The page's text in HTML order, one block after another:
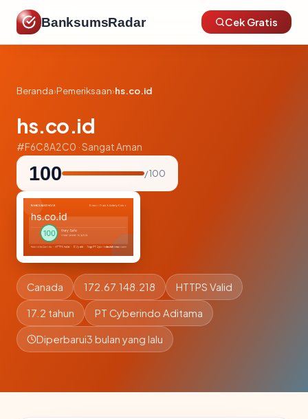
BanksumsRadar Cek Gratis
Beranda›Pemeriksaan›hs.co.id
hs.co.id
#F6C8A2C0 · Sangat Aman
100 / 100
Canada 172.67.148.218 HTTPS Valid
17.2 tahun PT Cyberindo Aditama
Diperbarui3 bulan yang lalu